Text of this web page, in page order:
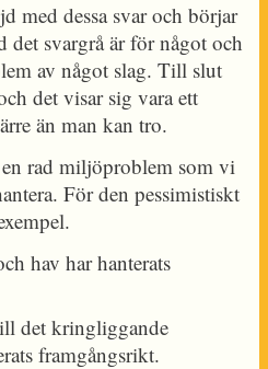
med dessa svar och börjar
det svargrå är för något och
av något slag. Till slut
det visar sig vara ett
än man kan tro.
rad miljöproblem som vi
För den pessimistiskt
hav har hanterats
det kringliggande
framgångsrikt.